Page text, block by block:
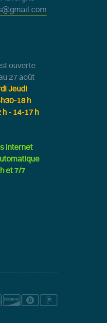
ouverte
27 août
Jeudi
18 h
- 14-17 h
internet
et 7/7